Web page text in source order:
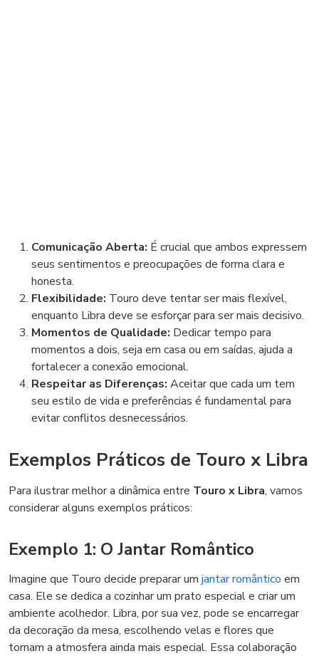
Comunicação Aberta: É crucial que ambos expressem
seus sentimentos e preocupações de forma clara e
honesta.
Flexibilidade: Touro deve tentar ser mais flexível,
enquanto Libra deve se esforçar para ser mais decisivo.
Momentos de Qualidade: Dedicar tempo para
momentos a dois, seja em casa ou em saídas, ajuda a
fortalecer a conexão emocional.
Respeitar as Diferenças: Aceitar que cada um tem
seu estilo de vida e preferências é fundamental para
evitar conflitos desnecessários.
Exemplos Práticos de Touro x Libra
Para ilustrar melhor a dinâmica entre Touro x Libra, vamos
considerar alguns exemplos práticos:
Exemplo 1: O Jantar Romântico
Imagine que Touro decide preparar um jantar romântico em
casa. Ele se dedica a cozinhar um prato especial e criar um
ambiente acolhedor. Libra, por sua vez, pode se encarregar
da decoração da mesa, escolhendo velas e flores que
tornam a atmosfera ainda mais especial. Essa colaboração